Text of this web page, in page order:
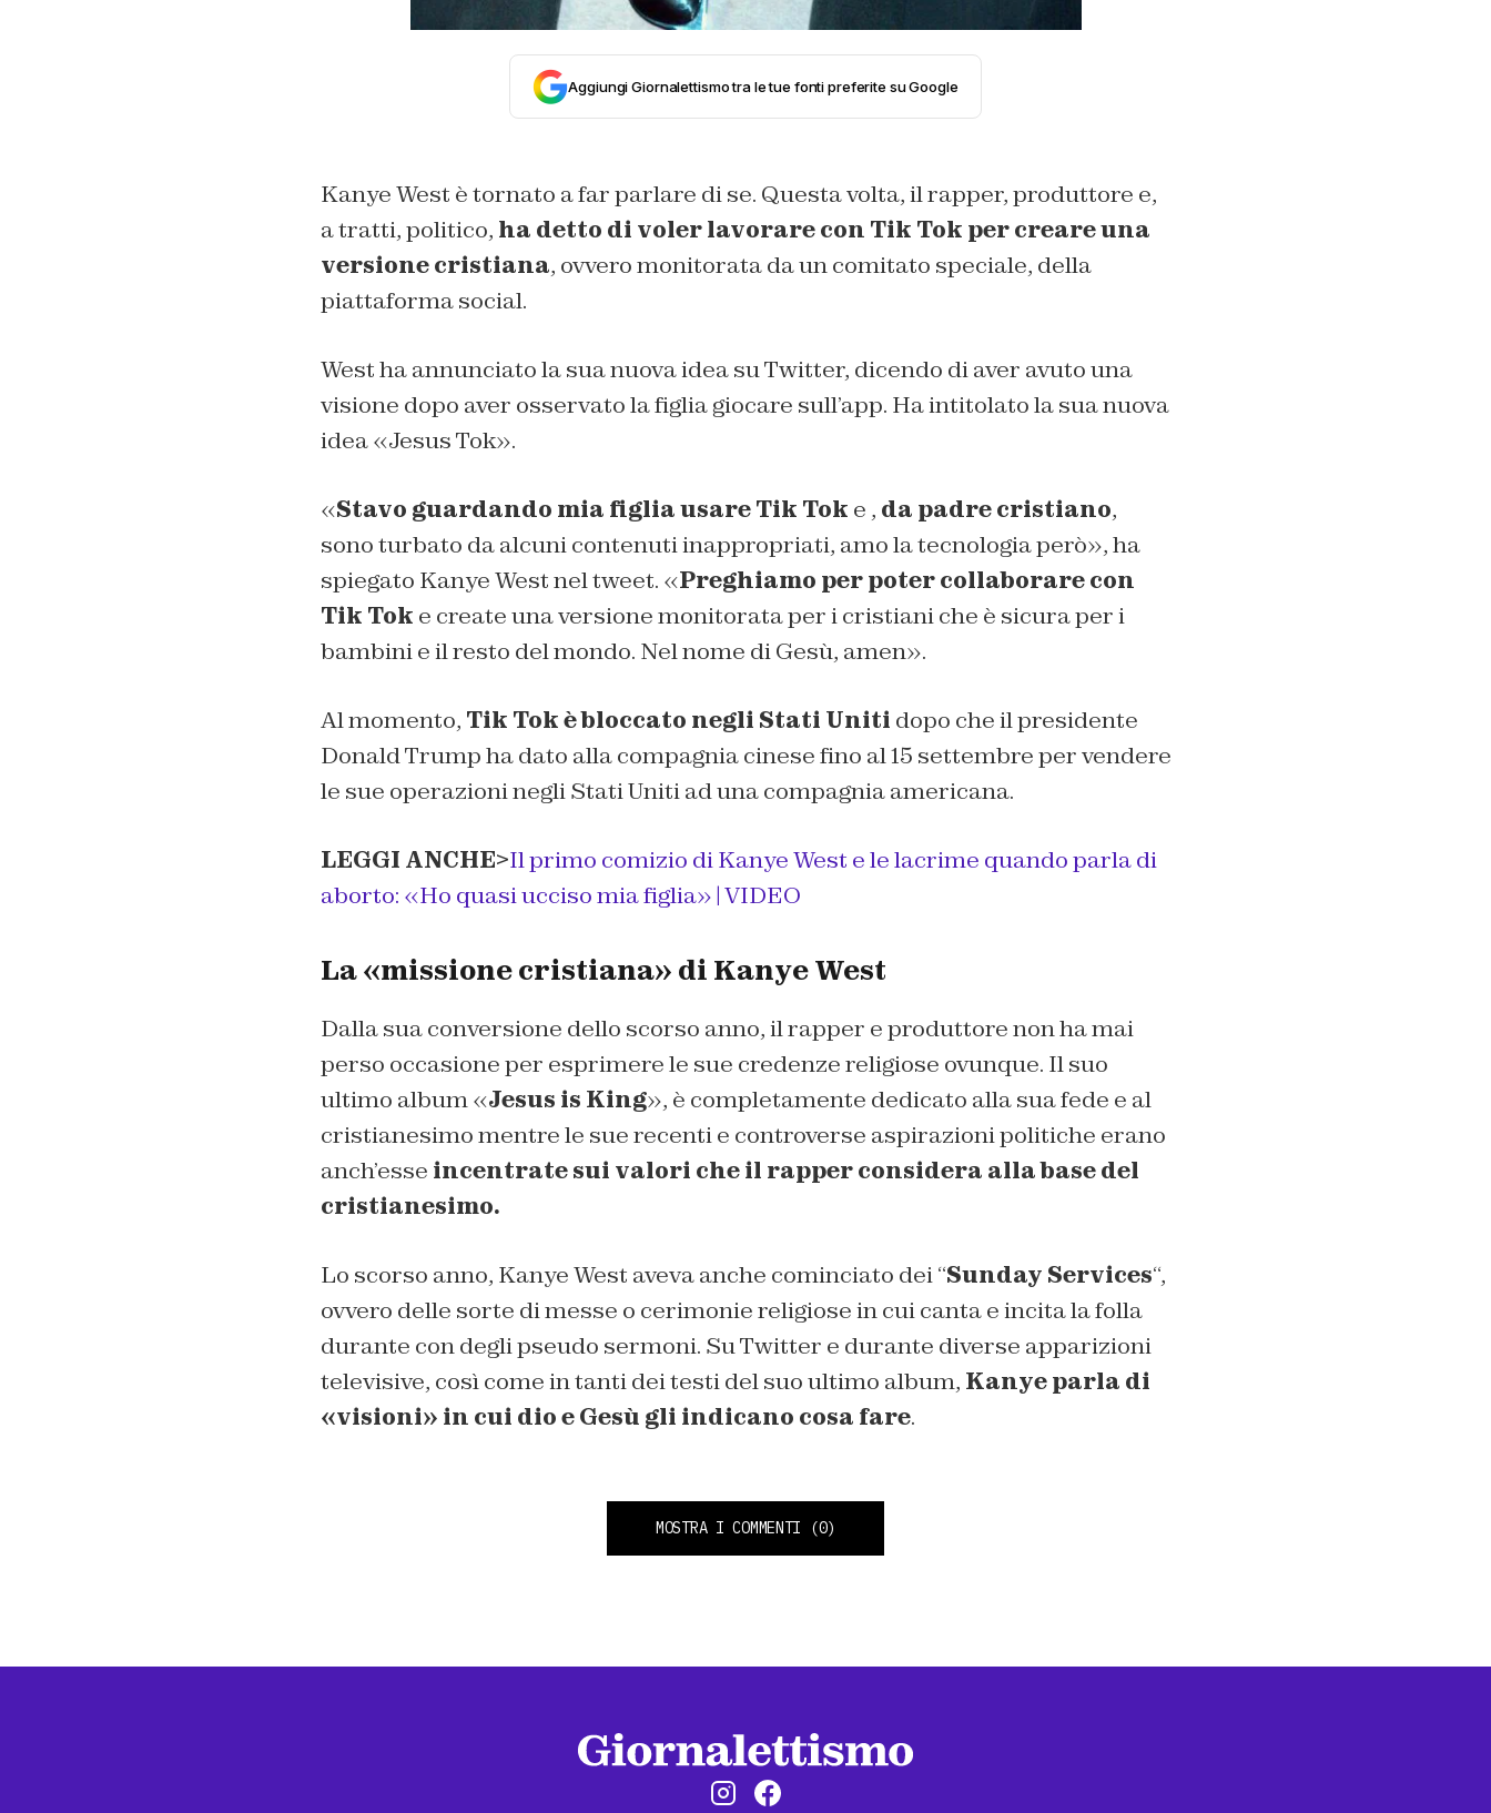
Aggiungi Giornalettismo tra le tue fonti preferite su Google
Kanye West è tornato a far parlare di se. Questa volta, il rapper, produttore e,
a tratti, politico, ha detto di voler lavorare con Tik Tok per creare una
versione cristiana, ovvero monitorata da un comitato speciale, della
piattaforma social.
West ha annunciato la sua nuova idea su Twitter, dicendo di aver avuto una
visione dopo aver osservato la figlia giocare sull’app. Ha intitolato la sua nuova
idea «Jesus Tok».
«Stavo guardando mia figlia usare Tik Tok e , da padre cristiano,
sono turbato da alcuni contenuti inappropriati, amo la tecnologia però», ha
spiegato Kanye West nel tweet. «Preghiamo per poter collaborare con
Tik Tok e create una versione monitorata per i cristiani che è sicura per i
bambini e il resto del mondo. Nel nome di Gesù, amen».
Al momento, Tik Tok è bloccato negli Stati Uniti dopo che il presidente
Donald Trump ha dato alla compagnia cinese fino al 15 settembre per vendere
le sue operazioni negli Stati Uniti ad una compagnia americana.
LEGGI ANCHE>Il primo comizio di Kanye West e le lacrime quando parla di
aborto: «Ho quasi ucciso mia figlia» |VIDEO
La «missione cristiana» di Kanye West
Dalla sua conversione dello scorso anno, il rapper e produttore non ha mai
perso occasione per esprimere le sue credenze religiose ovunque. Il suo
ultimo album «Jesus is King», è completamente dedicato alla sua fede e al
cristianesimo mentre le sue recenti e controverse aspirazioni politiche erano
anch’esse incentrate sui valori che il rapper considera alla base del
cristianesimo.
Lo scorso anno, Kanye West aveva anche cominciato dei “Sunday Services“,
ovvero delle sorte di messe o cerimonie religiose in cui canta e incita la folla
durante con degli pseudo sermoni. Su Twitter e durante diverse apparizioni
televisive, così come in tanti dei testi del suo ultimo album, Kanye parla di
«visioni» in cui dio e Gesù gli indicano cosa fare.
MOSTRA I COMMENTI (0)